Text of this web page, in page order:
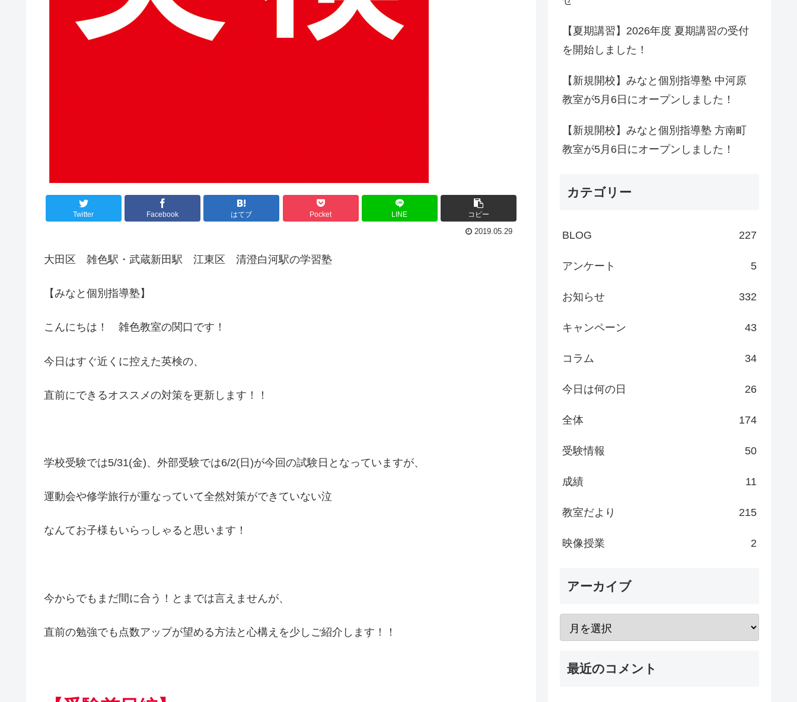
Twitter Facebook はてブ Pocket LINE コピー
2019.05.29
大田区 雑色駅・武蔵新田駅 江東区 清澄白河駅の学習塾
【みなと個別指導塾】
こんにちは！ 雑色教室の関口です！
今日はすぐ近くに控えた英検の、
直前にできるオススメの対策を更新します！！
学校受験では5/31(金)、外部受験では6/2(日)が今回の試験日となっていますが、
運動会や修学旅行が重なっていて全然対策ができていない泣
なんてお子様もいらっしゃると思います！
今からでもまだ間に合う！とまでは言えませんが、
直前の勉強でも点数アップが望める方法と心構えを少しご紹介します！！
【夏期講習】2026年度 夏期講習の受付
を開始しました！
【新規開校】みなと個別指導塾 中河原
教室が5月6日にオープンしました！
【新規開校】みなと個別指導塾 方南町
教室が5月6日にオープンしました！
カテゴリー
BLOG 227
アンケート 5
お知らせ 332
キャンペーン 43
コラム 34
今日は何の日 26
全体 174
受験情報 50
成績 11
教室だより 215
映像授業 2
アーカイブ
最近のコメント